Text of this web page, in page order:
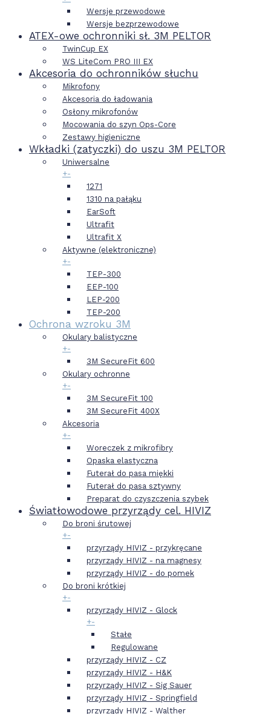
Wersje przewodowe
Wersje bezprzewodowe
ATEX-owe ochronniki sł. 3M PELTOR
TwinCup EX
WS LiteCom PRO III EX
Akcesoria do ochronników słuchu
Mikrofony
Akcesoria do ładowania
Osłony mikrofonów
Mocowania do szyn Ops-Core
Zestawy higieniczne
Wkładki (zatyczki) do uszu 3M PELTOR
Uniwersalne
+-
1271
1310 na pałąku
EarSoft
Ultrafit
Ultrafit X
Aktywne (elektroniczne)
+-
TEP-300
EEP-100
LEP-200
TEP-200
Ochrona wzroku 3M
Okulary balistyczne
+-
3M SecureFit 600
Okulary ochronne
+-
3M SecureFit 100
3M SecureFit 400X
Akcesoria
+-
Woreczek z mikrofibry
Opaska elastyczna
Futerał do pasa miękki
Futerał do pasa sztywny
Preparat do czyszczenia szybek
Światłowodowe przyrządy cel. HIVIZ
Do broni śrutowej
+-
przyrządy HIVIZ - przykręcane
przyrządy HIVIZ - na magnesy
przyrządy HIVIZ - do pomek
Do broni krótkiej
+-
przyrządy HIVIZ - Glock
+-
Stałe
Regulowane
przyrządy HIVIZ - CZ
przyrządy HIVIZ - H&K
przyrządy HIVIZ - Sig Sauer
przyrządy HIVIZ - Springfield
przyrządy HIVIZ - Walther